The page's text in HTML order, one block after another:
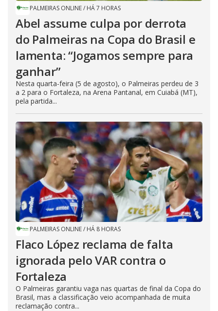
PALMEIRAS ONLINE/ HÁ 7 HORAS
Abel assume culpa por derrota
do Palmeiras na Copa do Brasil e
lamenta: “Jogamos sempre para
ganhar”
Nesta quarta-feira (5 de agosto), o Palmeiras perdeu de 3
a 2 para o Fortaleza, na Arena Pantanal, em Cuiabá (MT),
pela partida...
PALMEIRAS ONLINE/ HÁ 8 HORAS
Flaco López reclama de falta
ignorada pelo VAR contra o
Fortaleza
O Palmeiras garantiu vaga nas quartas de final da Copa do
Brasil, mas a classificação veio acompanhada de muita
reclamação contra...